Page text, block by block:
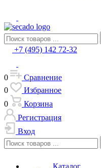
+7 (495) 142 72-32
0
Сравнение
0
Избранное
0
Корзина
Регистрация
Вход
Каталог